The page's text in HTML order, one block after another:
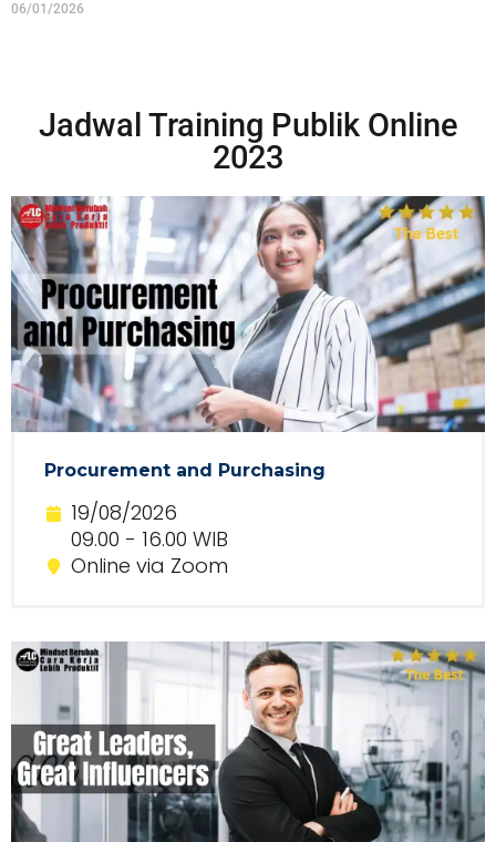
06/01/2026
Jadwal Training Publik Online
2023
Procurement and Purchasing
19/08/2026
09.00 - 16.00 WIB
Online via Zoom